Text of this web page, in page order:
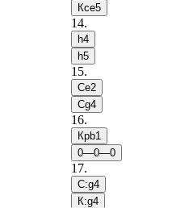
Кce5
14.
h4
h5
15.
Сe2
Сg4
16.
Крb1
0—0—0
17.
С:g4
К:g4